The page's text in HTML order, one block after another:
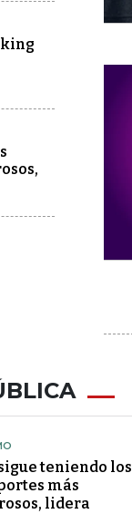
teniendo los
más
lidera